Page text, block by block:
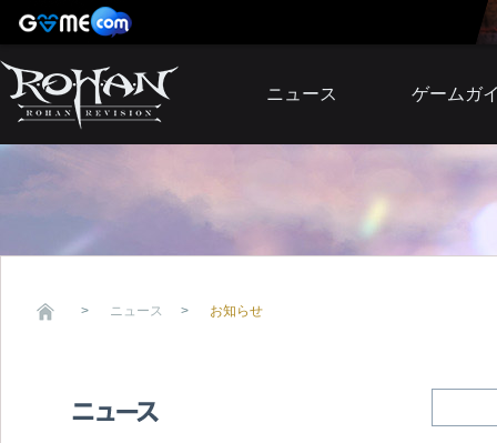
ニュース
アップデート
ゲームガ
ニュース お知らせ